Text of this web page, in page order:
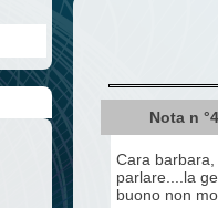
Nota n
Cara
parlare....la
buono non